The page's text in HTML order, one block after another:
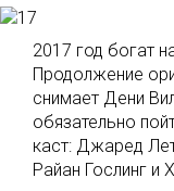
2017 год богат
Продолжение
снимает Дени
обязательно
каст: Джаред
Райан Гослинг и